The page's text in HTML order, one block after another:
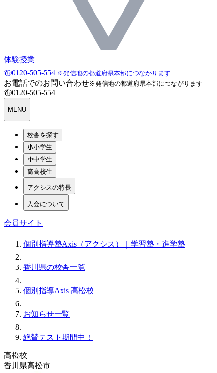
体験授業
0120-505-554 ※発信地の都道府県本部につながります
お電話でのお問い合わせ※発信地の都道府県本部につながります
0120-505-554
MENU
校舎を探す
小学生
中学生
高校生
アクシスの特長
入会について
会員サイト
個別指導塾Axis（アクシス）｜学習塾・進学塾
香川県の校舎一覧
個別指導Axis 高松校
お知らせ一覧
絶賛テスト期間中！
高松校
香川県高松市